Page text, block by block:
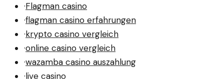
·Flagman casino
·flagman casino erfahrungen
·krypto casino vergleich
·online casino vergleich
·wazamba casino auszahlung
·live casino